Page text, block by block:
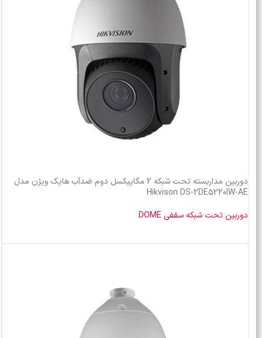
دوربین مداربسته تحت شبکه 2 مگاپیکسل دوم ضدآب هایک ویژن مدل
Hikvison DS-2DE5220IW-AE
دوربین تحت شبکه سقفی DOME